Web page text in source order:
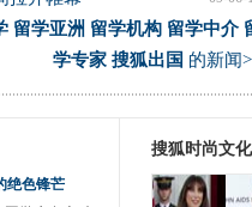
留学亚洲 留学机构 留学中介
学专家 搜狐出国 的新闻
绝色锋芒
搜狐时尚文